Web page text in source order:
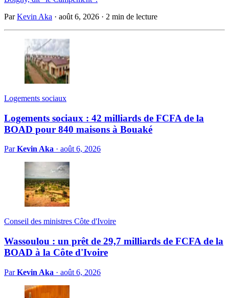
ParKevin Aka · août 6, 2026 · 2 min de lecture
Logements sociaux
Logements sociaux : 42 milliards de FCFA de la
BOAD pour 840 maisons à Bouaké
ParKevin Aka · août 6, 2026
Conseil des ministres Côte d'Ivoire
Wassoulou : un prêt de 29,7 milliards de FCFA de la
BOAD à la Côte d'Ivoire
ParKevin Aka · août 6, 2026